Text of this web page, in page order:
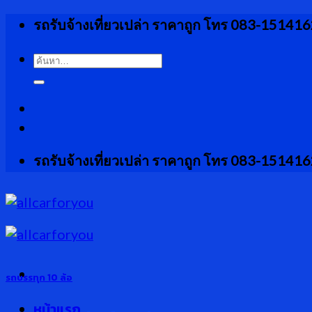
Skip
content
รถรับจ้างเที่ยวเปล่า ราคาถูก โทร 083-
ค้นหา:
รถรับจ้างเที่ยวเปล่า ราคาถูก โทร 083-
รถบรรทุก 10 ล้อ